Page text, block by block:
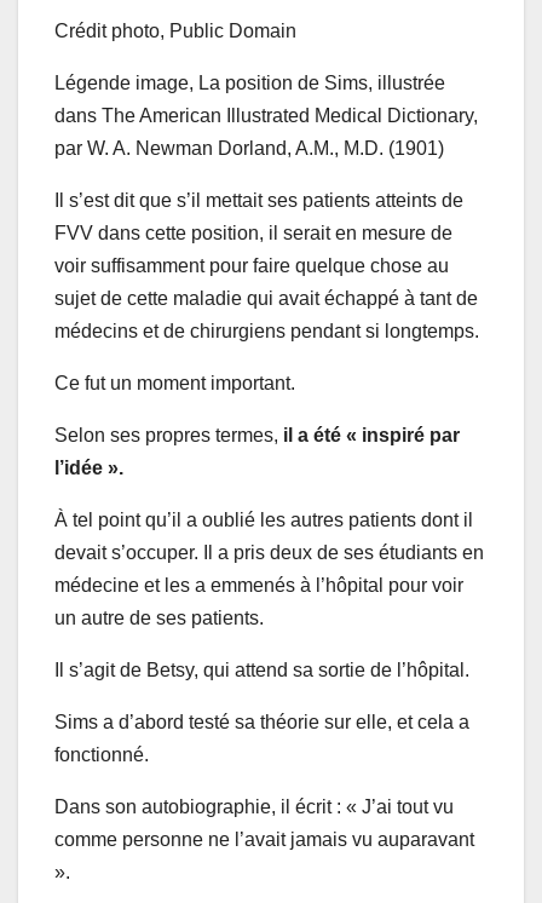
Crédit photo, Public Domain
Légende image, La position de Sims, illustrée
dans The American Illustrated Medical Dictionary,
par W. A. Newman Dorland, A.M., M.D. (1901)
Il s’est dit que s’il mettait ses patients atteints de
FVV dans cette position, il serait en mesure de
voir suffisamment pour faire quelque chose au
sujet de cette maladie qui avait échappé à tant de
médecins et de chirurgiens pendant si longtemps.
Ce fut un moment important.
Selon ses propres termes, il a été « inspiré par
l’idée ».
À tel point qu’il a oublié les autres patients dont il
devait s’occuper. Il a pris deux de ses étudiants en
médecine et les a emmenés à l’hôpital pour voir
un autre de ses patients.
Il s’agit de Betsy, qui attend sa sortie de l’hôpital.
Sims a d’abord testé sa théorie sur elle, et cela a
fonctionné.
Dans son autobiographie, il écrit : « J’ai tout vu
comme personne ne l’avait jamais vu auparavant
».